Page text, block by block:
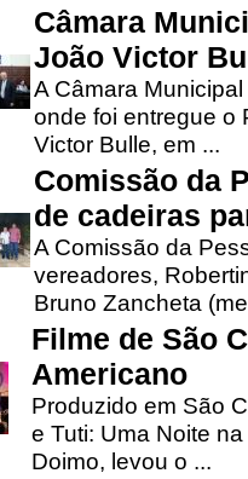
Câmara
João Victor
A Câmara
onde foi entregue o
Victor Bulle, em ...
Comissão da
de cadeiras
A Comissão da
vereadores,
Bruno Zancheta
Filme de São
Americano
Produzido em São
e Tuti: Uma Noite
Doimo, levou o ...